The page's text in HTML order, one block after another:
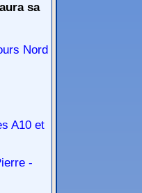
sa
Nord
A10 et
-